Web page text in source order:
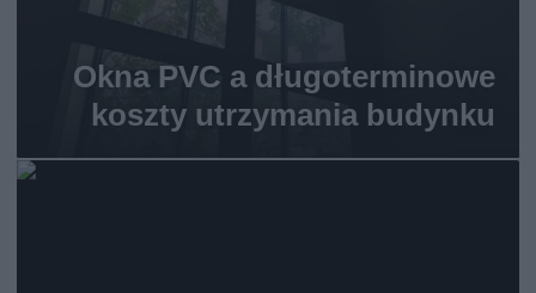
Okna PVC a długoterminowe
koszty utrzymania budynku